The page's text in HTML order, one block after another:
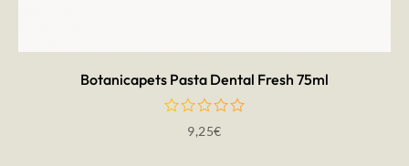
Botanicapets Pasta Dental Fresh 75ml
9,25€